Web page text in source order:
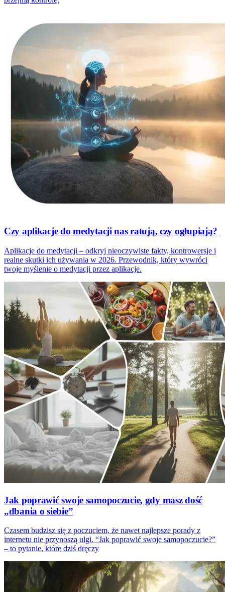
Czy aplikacje do medytacji nas ratują, czy ogłupiają?
Aplikacje do medytacji – odkryj nieoczywiste fakty, kontrowersje i
realne skutki ich używania w 2026. Przewodnik, który wywróci
twoje myślenie o medytacji przez aplikacje.
Jak poprawić swoje samopoczucie, gdy masz dość
„dbania o siebie”
Czasem budzisz się z poczuciem, że nawet najlepsze porady z
internetu nie przynoszą ulgi. “Jak poprawić swoje samopoczucie?”
– to pytanie, które dziś dręczy